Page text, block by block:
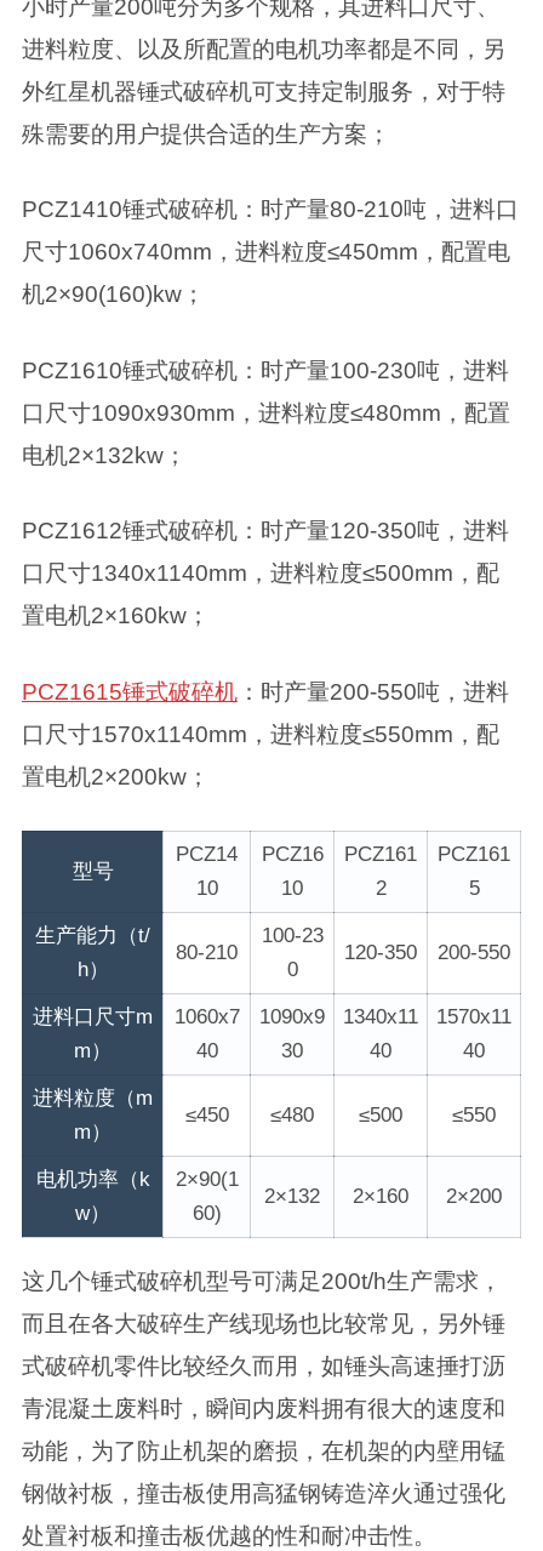
小时产量200吨分为多个规格，其进料口尺寸、
进料粒度、以及所配置的电机功率都是不同，另
外红星机器锤式破碎机可支持定制服务，对于特
殊需要的用户提供合适的生产方案；
PCZ1410锤式破碎机：时产量80-210吨，进料口
尺寸1060x740mm，进料粒度≤450mm，配置电
机2×90(160)kw；
PCZ1610锤式破碎机：时产量100-230吨，进料
口尺寸1090x930mm，进料粒度≤480mm，配置
电机2×132kw；
PCZ1612锤式破碎机：时产量120-350吨，进料
口尺寸1340x1140mm，进料粒度≤500mm，配
置电机2×160kw；
PCZ1615锤式破碎机：时产量200-550吨，进料
口尺寸1570x1140mm，进料粒度≤550mm，配
置电机2×200kw；
型号
PCZ14
10
PCZ16
10
PCZ161
2
PCZ161
5
生产能力（t/
h）
80-210
100-23
0
120-350 200-550
进料口尺寸m
m）
1060x7
40
1090x9
30
1340x11
40
1570x11
40
进料粒度（m
m）
≤450 ≤480 ≤500 ≤550
电机功率（k
w）
2×90(1
60)
2×132 2×160 2×200
这几个锤式破碎机型号可满足200t/h生产需求，
而且在各大破碎生产线现场也比较常见，另外锤
式破碎机零件比较经久而用，如锤头高速捶打沥
青混凝土废料时，瞬间内废料拥有很大的速度和
动能，为了防止机架的磨损，在机架的内壁用锰
钢做衬板，撞击板使用高猛钢铸造淬火通过强化
处置衬板和撞击板优越的性和耐冲击性。